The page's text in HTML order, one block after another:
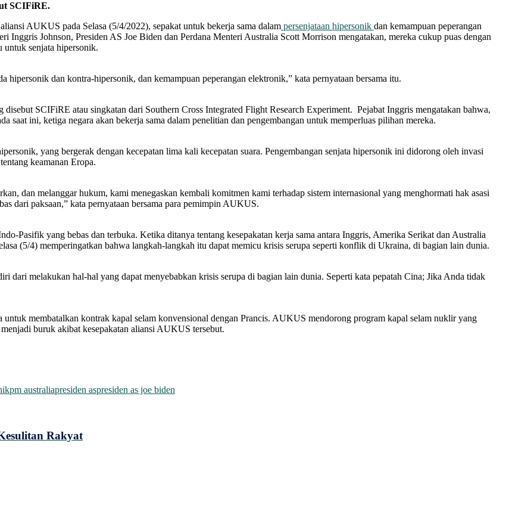
SCIFiRE.
AUKUS pada Selasa (5/4/2022), sepakat untuk bekerja sama dalam persenjataan hipersonik dan kemampuan peperangan
Johnson, Presiden AS Joe Biden dan Perdana Menteri Australia Scott Morrison mengatakan, mereka cukup puas dengan
untuk senjata hipersonik.
dan kontra-hipersonik, dan kemampuan peperangan elektronik,” kata pernyataan bersama itu.
SCIFiRE atau singkatan dari Southern Cross Integrated Flight Research Experiment. Pejabat Inggris mengatakan bahwa,
saat ini, ketiga negara akan bekerja sama dalam penelitian dan pengembangan untuk memperluas pilihan mereka.
yang bergerak dengan kecepatan lima kali kecepatan suara. Pengembangan senjata hipersonik ini didorong oleh invasi
keamanan Eropa.
dan melanggar hukum, kami menegaskan kembali komitmen kami terhadap sistem internasional yang menghormati hak asasi
dari paksaan,” kata pernyataan bersama para pemimpin AUKUS.
Pasifik yang bebas dan terbuka. Ketika ditanya tentang kesepakatan kerja sama antara Inggris, Amerika Serikat dan Australia
(5/4) memperingatkan bahwa langkah-langkah itu dapat memicu krisis serupa seperti konflik di Ukraina, di bagian lain dunia.
dari melakukan hal-hal yang dapat menyebabkan krisis serupa di bagian lain dunia. Seperti kata pepatah Cina; Jika Anda tidak
membatalkan kontrak kapal selam konvensional dengan Prancis. AUKUS mendorong program kapal selam nuklir yang
buruk akibat kesepakatan aliansi AUKUS tersebut.
pm australiapresiden aspresiden as joe biden
Rakyat